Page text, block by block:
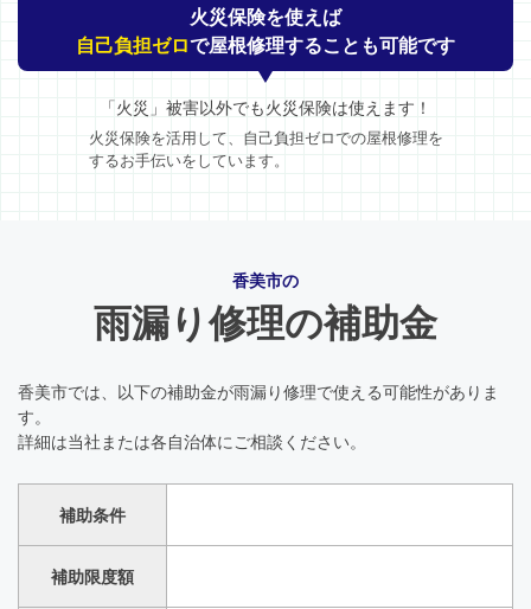
火災保険を使えば
自己負担ゼロで屋根修理することも可能です
「火災」被害以外でも火災保険は使えます！
火災保険を活用して、自己負担ゼロでの屋根修理を
するお手伝いをしています。
香美市の
雨漏り修理の補助金
香美市では、以下の補助金が雨漏り修理で使える可能性がありま
す。
詳細は当社または各自治体にご相談ください。
補助条件
補助限度額